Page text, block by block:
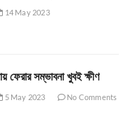
14 May 2023
ফেরার সম্ভাবনা খুবই ক্ষীণ
5 May 2023 No Comments